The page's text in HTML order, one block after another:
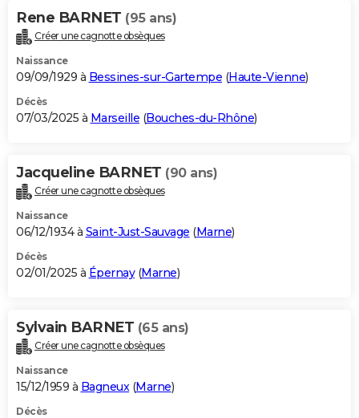
Rene BARNET (95 ans)
Créer une cagnotte obsèques
Naissance
09/09/1929 à Bessines-sur-Gartempe (Haute-Vienne)
Décès
07/03/2025 à Marseille (Bouches-du-Rhône)
Jacqueline BARNET (90 ans)
Créer une cagnotte obsèques
Naissance
06/12/1934 à Saint-Just-Sauvage (Marne)
Décès
02/01/2025 à Épernay(Marne)
Sylvain BARNET (65 ans)
Créer une cagnotte obsèques
Naissance
15/12/1959 à Bagneux (Marne)
Décès